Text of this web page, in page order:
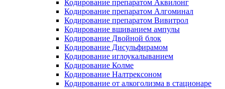
Кодирование препаратом Аквилонг
Кодирование препаратом Алгоминал
Кодирование препаратом Вивитрол
Кодирование вшиванием ампулы
Кодирование Двойной блок
Кодирование Дисульфирамом
Кодирование иглоукалыванием
Кодирование Колме
Кодирование Налтрексоном
Кодирование от алкоголизма в стационаре